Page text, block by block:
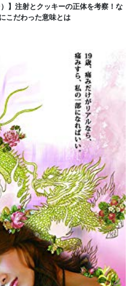
】注射とクッキーの正体を考察！な
こだわった意味とは